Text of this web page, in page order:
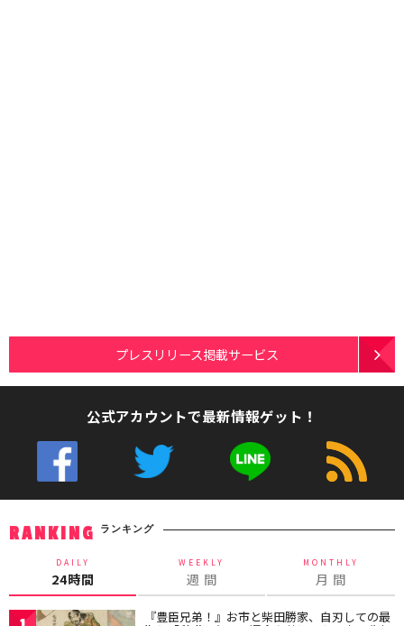
プレスリリース掲載サービス
公式アカウントで最新情報ゲット！
RANKING ランキング
DAILY
24時間
WEEKLY
週 間
MONTHLY
月 間
『豊臣兄弟！』お市と柴田勝家、自刃しての最